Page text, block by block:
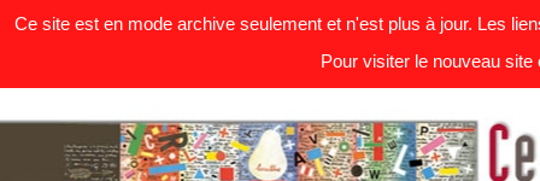
Ce site est en mode archive seulement et n'est plus à jour. Les
Pour visiter le nouveau site